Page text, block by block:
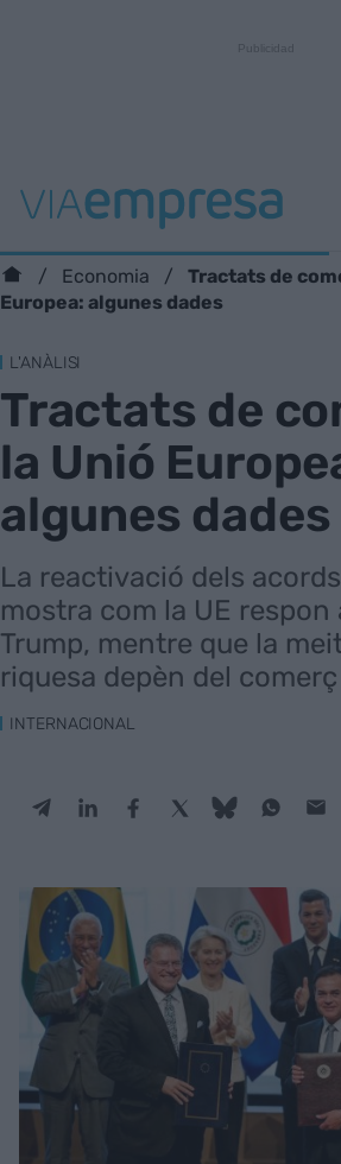
Economia
Tractats de
Europea: algunes dades
L'ANÀLISI
Tractats de
la Unió
algunes dades
La reactivació dels
mostra com la UE respon
Trump, mentre que la
riquesa depèn del
INTERNACIONAL